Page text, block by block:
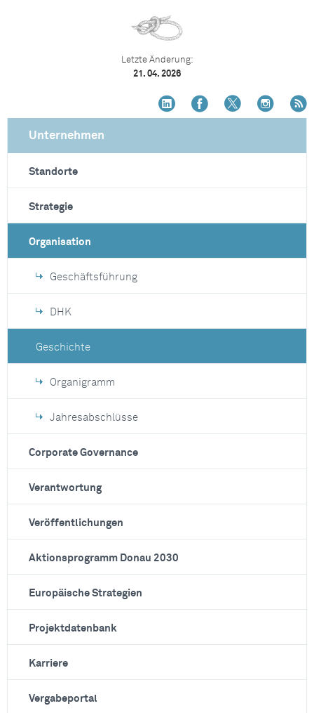
Letzte Änderung:
21. 04. 2026
Unternehmen
Standorte
Strategie
Organisation
Geschäftsführung
DHK
Geschichte
Organigramm
Jahresabschlüsse
Corporate Governance
Verantwortung
Veröffentlichungen
Aktionsprogramm Donau 2030
Europäische Strategien
Projektdatenbank
Karriere
Vergabeportal